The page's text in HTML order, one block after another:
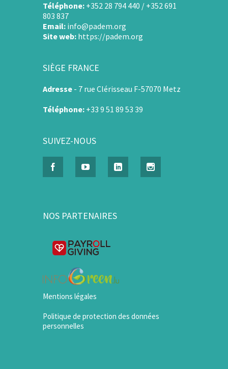
Téléphone: +352 28 794 440 / +352 691
803 837
Email: info@padem.org
Site web: https://padem.org
SIÈGE FRANCE
Adresse - 7 rue Clérisseau F-57070 Metz
Téléphone: +33 9 51 89 53 39
SUIVEZ-NOUS
NOS PARTENAIRES
Mentions légales
Politique de protection des données
personnelles